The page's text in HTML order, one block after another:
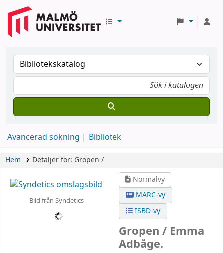
Avancerad sökning Bibliotek
Hem Detaljer för: Gropen /
Bild från Syndetics
Normalvy
MARC-vy
ISBD-vy
Gropen / Emma
Adbåge.